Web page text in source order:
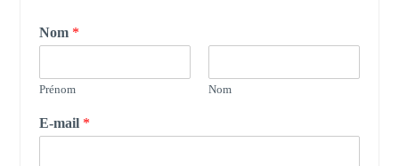
Nom *
Prénom Nom
E-mail *